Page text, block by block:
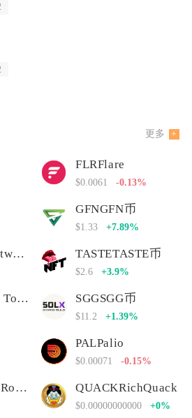
更多
FLRFlare
$0.0061 -0.13%
GFNGFN币
$1.33 +7.89%
DRIPDRIP Network TASTETASTE币
$2.6 +3.9%
ARWArowana Token SGGSGG币
$11.2 +1.39%
PALPalio
$0.00071 -0.15%
MRIMarshall Rogan Inu QUACKRichQuack
$0.00000000000 +0%